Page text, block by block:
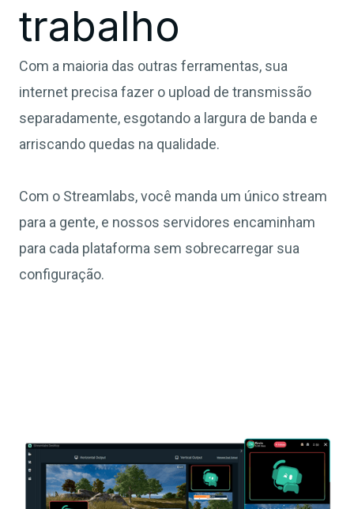
trabalho
Com a maioria das outras ferramentas, sua
internet precisa fazer o upload de transmissão
separadamente, esgotando a largura de banda e
arriscando quedas na qualidade.
Com o Streamlabs, você manda um único stream
para a gente, e nossos servidores encaminham
para cada plataforma sem sobrecarregar sua
configuração.